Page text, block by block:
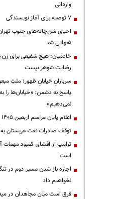
وارداتی
۷ توصیه برای آغاز نویسندگی
احیای شن‌چاله‌های جنوب
۵نهایی شد
خادمیان: هیچ شفیعی برای زن
رضایت شوهر نیست
سربازانِ خیابانِ ظهور؛ ملتِ
پاسخ به دشمن: «خیابان‌ها را به
نمی‌دهیم»
اعلام پایان مراسم اربعین ۱۴۰۵
توقف صادرات نفت عربستان به
ترامپ از افشای کمبود مهمات
است
اجازه باز شدن مسیر دوم در
نخواهیم داد
فرق است میان مجاهدان در